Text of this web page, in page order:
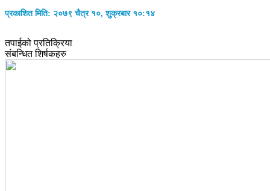
प्रकाशित मिति: २०७९ चैत्र १०, शुक्रबार १०:१४
तपाईको प्रतिक्रिया
संबन्धित शिर्षकहरु